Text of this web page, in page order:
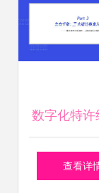
数字化特许
盟投资人画
查看详